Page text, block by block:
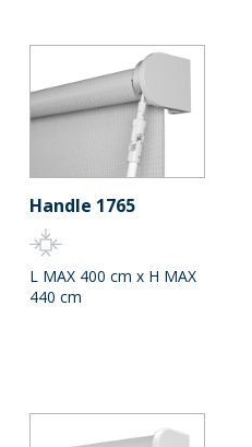
Handle 1765
L MAX 400 cm x H MAX
440 cm